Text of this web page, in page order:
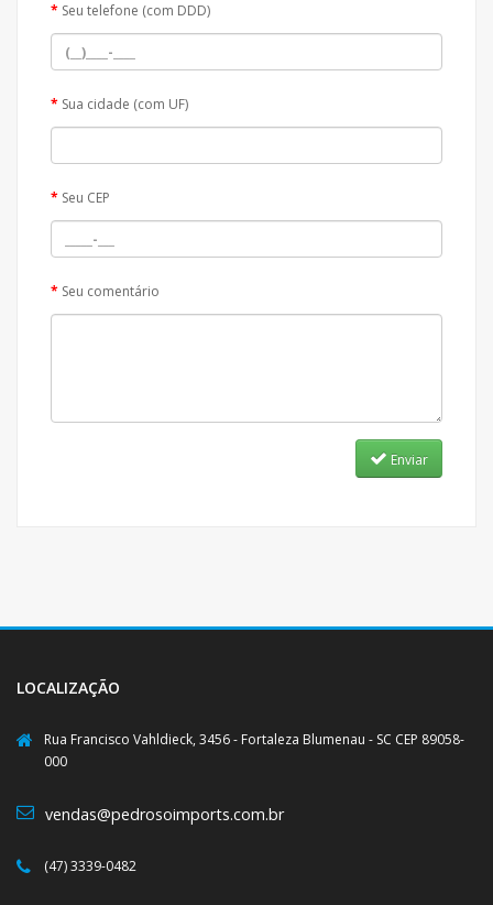
Seu telefone (com DDD)
Sua cidade (com UF)
Seu CEP
Seu comentário
Enviar
LOCALIZAÇÃO
Rua Francisco Vahldieck, 3456 - Fortaleza Blumenau - SC CEP 89058-
000
vendas@pedrosoimports.com.br
(47) 3339-0482